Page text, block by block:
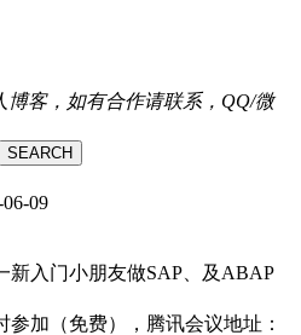
博客，如有合作请联系，QQ/微
SEARCH
06-09
新入门小朋友做SAP、及ABAP
加（免费），腾讯会议地址：